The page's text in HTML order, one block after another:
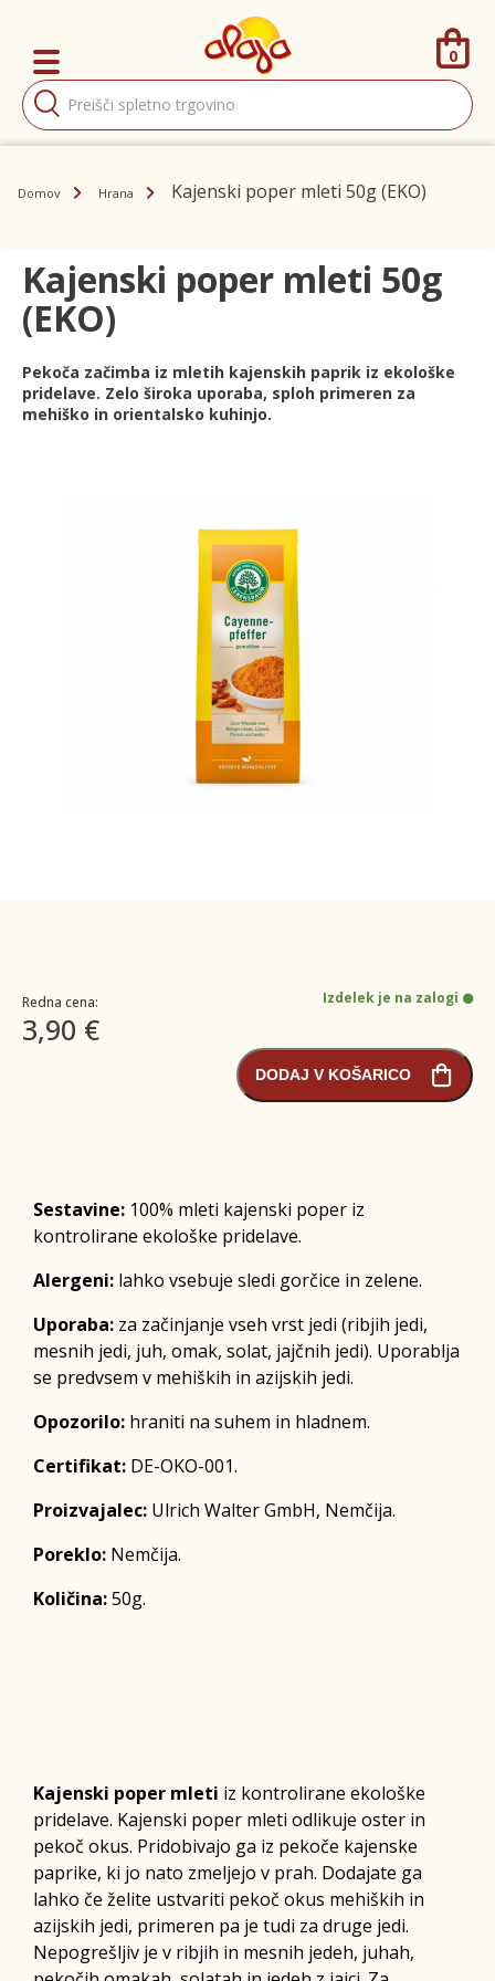
Products
search
0
Domov Hrana Kajenski poper mleti 50g (EKO)
Kajenski poper mleti 50g
(EKO)
Pekoča začimba iz mletih kajenskih paprik iz ekološke
pridelave. Zelo široka uporaba, sploh primeren za
mehiško in orientalsko kuhinjo.
Redna cena:
3,90 €
Izdelek je na zalogi
DODAJ V KOŠARICO
Sestavine: 100% mleti kajenski poper iz
kontrolirane ekološke pridelave.
Alergeni: lahko vsebuje sledi gorčice in zelene.
Uporaba: za začinjanje vseh vrst jedi (ribjih jedi,
mesnih jedi, juh, omak, solat, jajčnih jedi). Uporablja
se predvsem v mehiških in azijskih jedi.
Opozorilo: hraniti na suhem in hladnem.
Certifikat: DE-OKO-001.
Proizvajalec: Ulrich Walter GmbH, Nemčija.
Poreklo: Nemčija.
Količina:50g.
Kajenski poper mleti iz kontrolirane ekološke
pridelave. Kajenski poper mleti odlikuje oster in
pekoč okus. Pridobivajo ga iz pekoče kajenske
paprike, ki jo nato zmeljejo v prah. Dodajate ga
lahko če želite ustvariti pekoč okus mehiških in
azijskih jedi, primeren pa je tudi za druge jedi.
Nepogrešljiv je v ribjih in mesnih jedeh, juhah,